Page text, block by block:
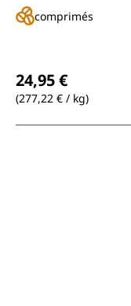
comprimés
24,95 €
(277,22 € / kg)